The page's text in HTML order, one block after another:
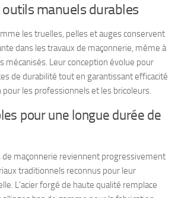
manuels durables
les truelles, pelles et auges conservent
dans les travaux de maçonnerie, même à
mécanisés. Leur conception évolue pour
de durabilité tout en garantissant efficacité
les professionnels et les bricoleurs.
pour une longue durée de
de maçonnerie reviennent progressivement
traditionnels reconnus pour leur
L'acier forgé de haute qualité remplace